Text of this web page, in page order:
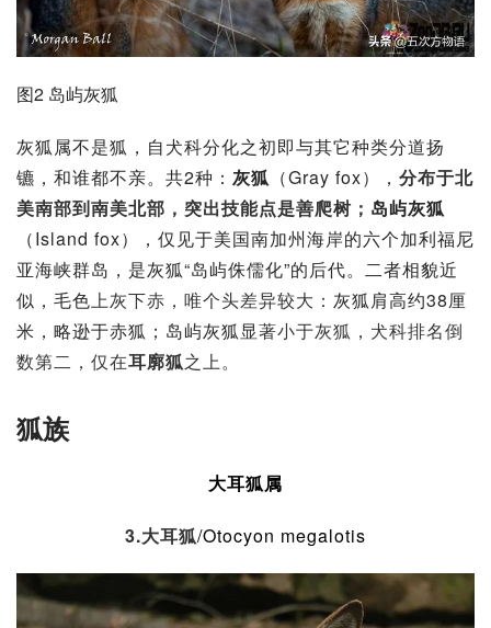
图2 岛屿灰狐
灰狐属不是狐，自犬科分化之初即与其它种类分道扬
镳，和谁都不亲。共2种： 灰狐 （Gray fox）， 分布于北
美南部到南美北部，突出技能点是善爬树； 岛屿灰狐
（Island fox），仅见于美国南加州海岸的六个加利福尼
亚海峡群岛，是灰狐“岛屿侏儒化”的后代。二者相貌近
似，毛色上灰下赤，唯个头差异较大： 灰狐肩高约38厘
米，略逊于赤狐；岛屿灰狐显著小于灰狐 ， 犬科排名倒
数第二，仅在耳廓狐之上。
狐族
大耳狐属
3.大耳狐/Otocyon megalotis